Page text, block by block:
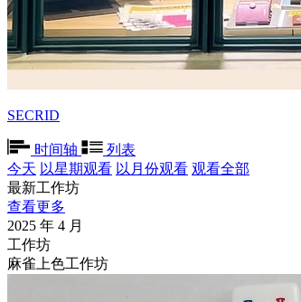
SECRID
时间轴
列表
今天 以星期观看 以月份观看 观看全部
最新工作坊
查看更多
2025 年 4 月
工作坊
麻雀上色工作坊